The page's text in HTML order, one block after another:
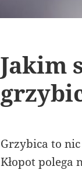
Jakim
Grzybica to
Kłopot polega